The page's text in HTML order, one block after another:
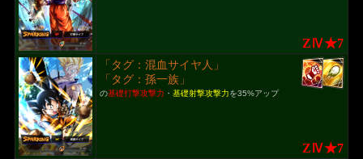
ZⅣ★7
「タグ：混血サイヤ人」
「タグ：孫一族」
の基礎打撃攻撃力 ・ 基礎射撃攻撃力を35%アップ
ZⅣ★7